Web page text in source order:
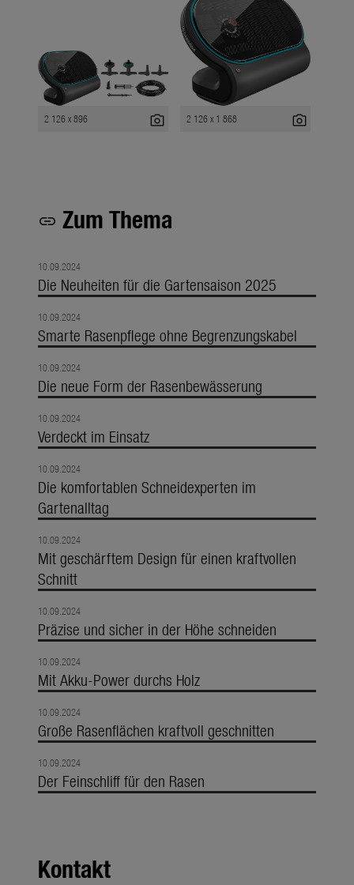
2 126 x 896 photo_camera 2 126 x 1 868 photo_camera
link Zum Thema
10.09.2024
Die Neuheiten für die Gartensaison 2025
10.09.2024
Smarte Rasenpflege ohne Begrenzungskabel
10.09.2024
Die neue Form der Rasenbewässerung
10.09.2024
Verdeckt im Einsatz
10.09.2024
Die komfortablen Schneidexperten im
Gartenalltag
10.09.2024
Mit geschärftem Design für einen kraftvollen
Schnitt
10.09.2024
Präzise und sicher in der Höhe schneiden
10.09.2024
Mit Akku-Power durchs Holz
10.09.2024
Große Rasenflächen kraftvoll geschnitten
10.09.2024
Der Feinschliff für den Rasen
Kontakt